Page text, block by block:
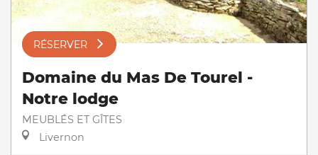
RÉSERVER
Domaine du Mas De Tourel -
Notre lodge
MEUBLÉS ET GÎTES
Livernon